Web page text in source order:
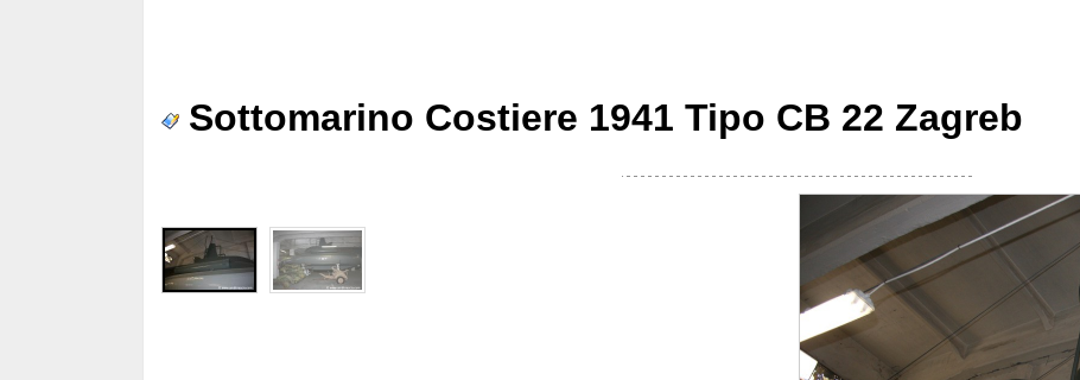
Sottomarino Costiere 1941 Tipo CB 22 Zagreb